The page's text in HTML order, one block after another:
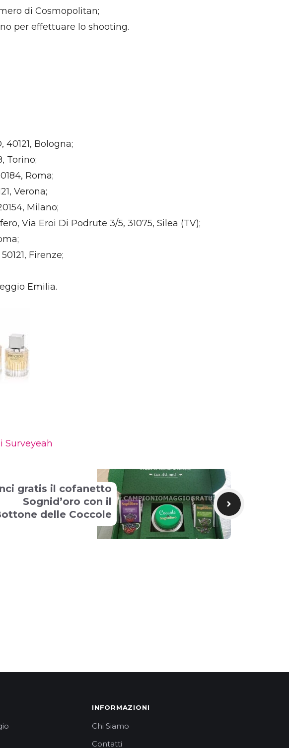
di Cosmopolitan;
per effettuare lo shooting.
Bologna;
Torino;
Roma;
Verona;
Milano;
Via Eroi Di Podrute 3/5, 31075, Silea (TV);
Firenze;
Emilia.
Surveyeah
gratis il cofanetto
Sognid’oro con il
delle Coccole
INFORMAZIONI
Chi Siamo
Contatti